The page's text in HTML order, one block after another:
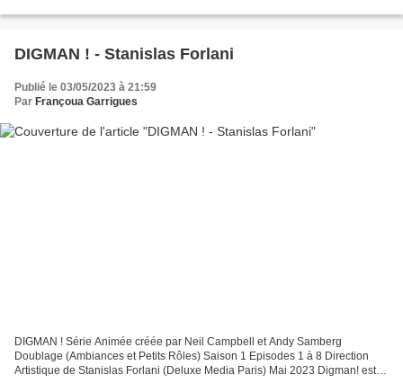
DIGMAN ! - Stanislas Forlani
Publié le 03/05/2023 à 21:59
Par Françoua Garrigues
DIGMAN ! Série Animée créée par Neil Campbell et Andy Samberg
Doublage (Ambiances et Petits Rôles) Saison 1 Episodes 1 à 8 Direction
Artistique de Stanislas Forlani (Deluxe Media Paris) Mai 2023 Digman! est